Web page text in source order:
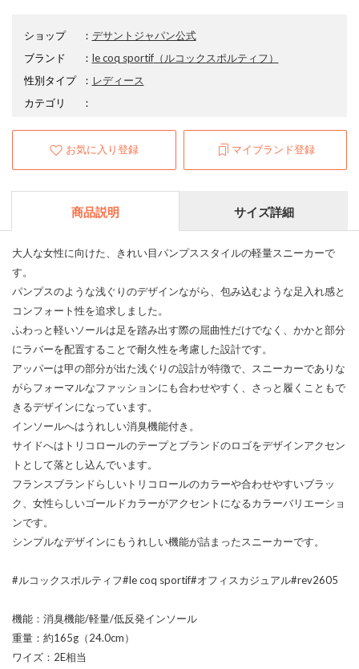
ショップ ： デサントジャパン公式
ブランド
： le coq sportif（ルコックスポルティフ）
性別タイプ
： レディース
カテゴリ
：
お気に入り登録 マイブランド登録
商品説明 サイズ詳細
大人な女性に向けた、きれい目パンプススタイルの軽量スニーカーで
す。
パンプスのような浅ぐりのデザインながら、包み込むような足入れ感と
コンフォート性を追求しました。
ふわっと軽いソールは足を踏み出す際の屈曲性だけでなく、かかと部分
にラバーを配置することで耐久性を考慮した設計です。
アッパーは甲の部分が出た浅ぐりの設計が特徴で、スニーカーでありな
がらフォーマルなファッションにも合わせやすく、さっと履くこともで
きるデザインになっています。
インソールへはうれしい消臭機能付き。
サイドへはトリコロールのテープとブランドのロゴをデザインアクセン
トとして落とし込んでいます。
フランスブランドらしいトリコロールのカラーや合わせやすいブラッ
ク、女性らしいゴールドカラーがアクセントになるカラーバリエーショ
ンです。
シンプルなデザインにもうれしい機能が詰まったスニーカーです。
#ルコックスポルティフ#le coq sportif#オフィスカジュアル#rev2605
機能：消臭機能/軽量/低反発インソール
重量：約165g（24.0cm）
ワイズ：2E相当